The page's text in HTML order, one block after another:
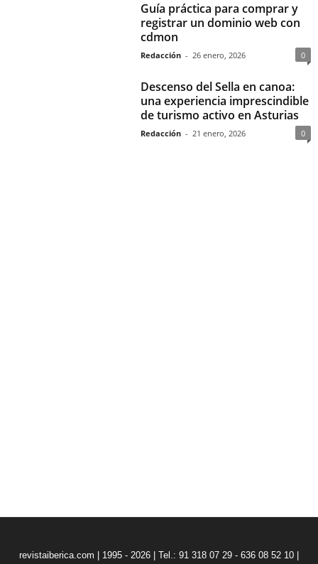
Guía práctica para comprar y
registrar un dominio web con
cdmon
Redacción - 26 enero, 2026 0
Descenso del Sella en canoa:
una experiencia imprescindible
de turismo activo en Asturias
Redacción - 21 enero, 2026 0
revistaiberica.com | 1995 - 2026 | Tel.: 91 318 07 29 - 636 08 52 10 |